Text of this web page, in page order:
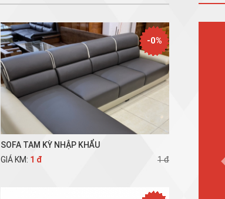
SOFA TAM KỲ NHẬP KHẨU
GIÁ KM: 1 đ 1 đ
-0%